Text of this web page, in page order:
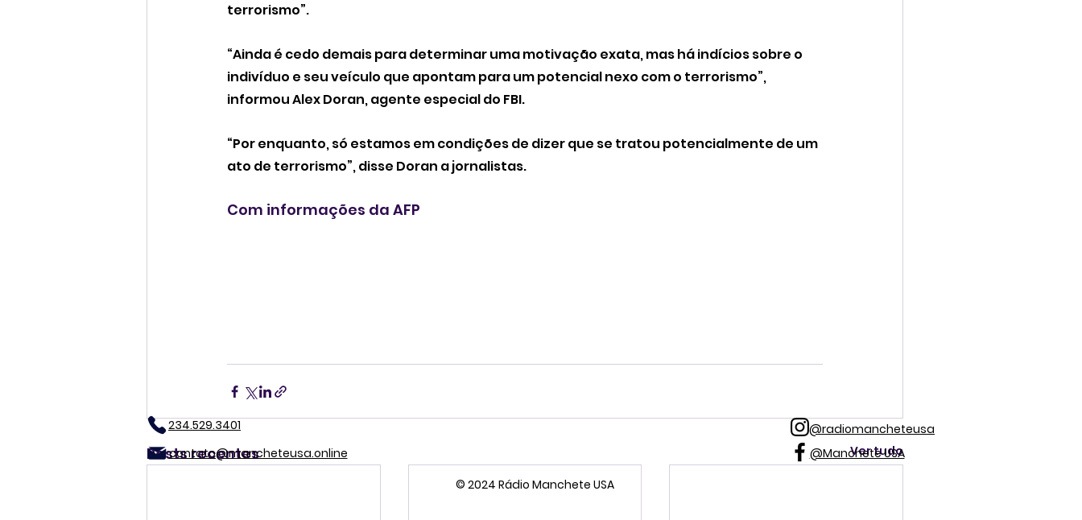
terrorismo”.
“Ainda é cedo demais para determinar uma motivação exata, mas há indícios sobre o
indivíduo e seu veículo que apontam para um potencial nexo com o terrorismo”,
informou Alex Doran, agente especial do FBI.
“Por enquanto, só estamos em condições de dizer que se tratou potencialmente de um
ato de terrorismo”, disse Doran a jornalistas.
Com informações da AFP
Posts recentes Ver tudo
234.529.3401
contato@mancheteusa.online
@radiomancheteusa
@Manchete USA
© 2024 Rádio Manchete USA